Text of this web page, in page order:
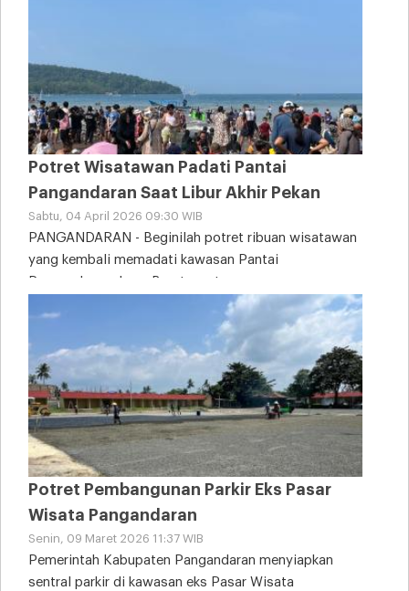
Potret Wisatawan Padati Pantai
Pangandaran Saat Libur Akhir Pekan
Sabtu, 04 April 2026 09:30 WIB
PANGANDARAN - Beginilah potret ribuan wisatawan
yang kembali memadati kawasan Pantai
Pangandaran, Jawa Barat, saat
Potret Pembangunan Parkir Eks Pasar
Wisata Pangandaran
Senin, 09 Maret 2026 11:37 WIB
Pemerintah Kabupaten Pangandaran menyiapkan
sentral parkir di kawasan eks Pasar Wisata